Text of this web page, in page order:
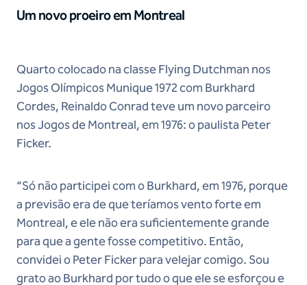
Um novo proeiro em Montreal
Quarto colocado na classe Flying Dutchman nos
Jogos Olímpicos Munique 1972 com Burkhard
Cordes, Reinaldo Conrad teve um novo parceiro
nos Jogos de Montreal, em 1976: o paulista Peter
Ficker.
“Só não participei com o Burkhard, em 1976, porque
a previsão era de que teríamos vento forte em
Montreal, e ele não era suficientemente grande
para que a gente fosse competitivo. Então,
convidei o Peter Ficker para velejar comigo. Sou
grato ao Burkhard por tudo o que ele se esforçou e